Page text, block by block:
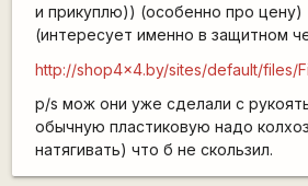
и прикуплю)) (особенно про цену)
(интересует именно в защитном
http://shop4x4.by/sites/default/files/
p/s мож они уже сделали с
обычную пластиковую надо
натягивать) что б не скользил.